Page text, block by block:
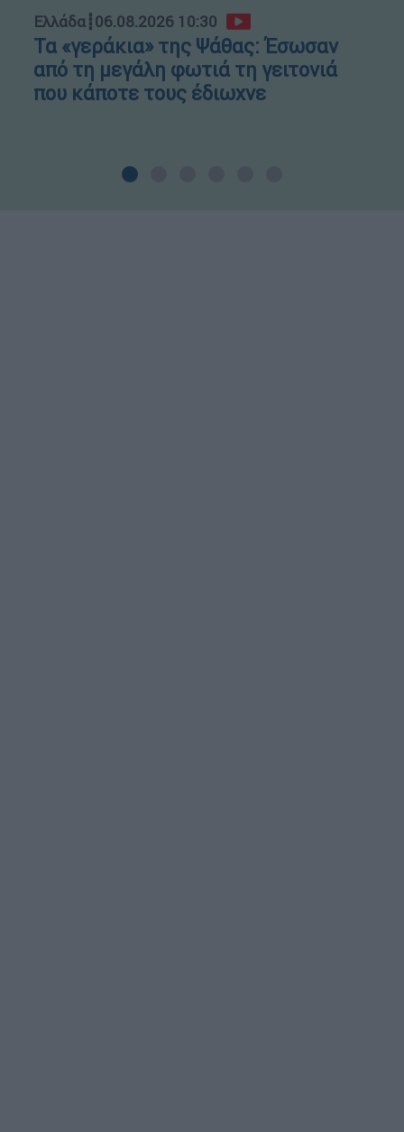
Ελλάδα┋06.08.2026 10:30
Τα «γεράκια» της Ψάθας: Έσωσαν
από τη μεγάλη φωτιά τη γειτονιά
που κάποτε τους έδιωχνε